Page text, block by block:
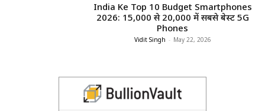
India Ke Top 10 Budget Smartphones
2026: ₹15,000 से ₹20,000 में सबसे बेस्ट 5G
Phones
Vidit Singh - May 22, 2026